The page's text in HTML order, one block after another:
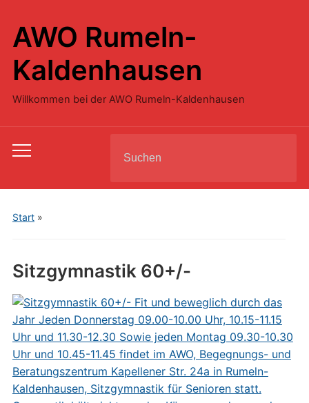
AWO Rumeln-
Kaldenhausen
Willkommen bei der AWO Rumeln-Kaldenhausen
Toggle
menu
for:
Start»
Sitzgymnastik 60+/-